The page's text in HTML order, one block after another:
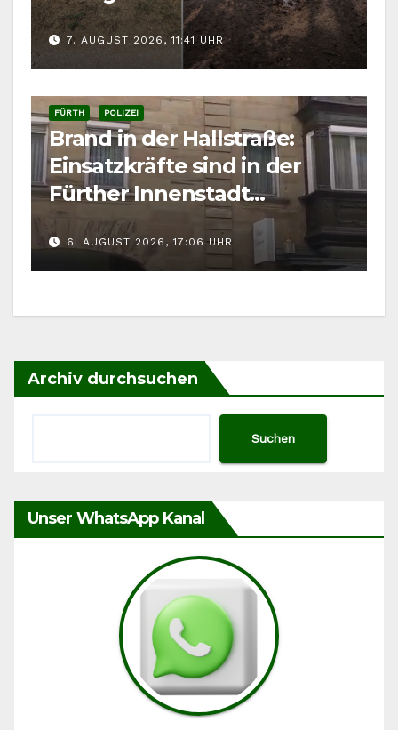
7. AUGUST 2026, 11:41 UHR
FÜRTH POLIZEI
Brand in der Hallstraße:
Einsatzkräfte sind in der
Fürther Innenstadt
gefordert
6. AUGUST 2026, 17:06 UHR
Archiv durchsuchen
Suchen
Unser WhatsApp Kanal